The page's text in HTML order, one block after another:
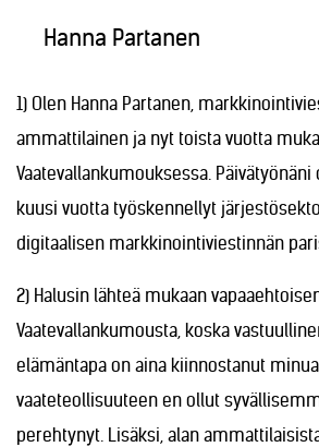
Hanna Partanen
1) Olen Hanna Partanen,
ammattilainen ja nyt toista vuotta
Vaatevallankumouksessa.
kuusi vuotta työskennellyt
digitaalisen markkinointiviestinnän
2) Halusin lähteä mukaan
Vaatevallankumousta, koska
elämäntapa on aina kiinnostanut
vaateteollisuuteen en ollut
perehtynyt. Lisäksi, alan